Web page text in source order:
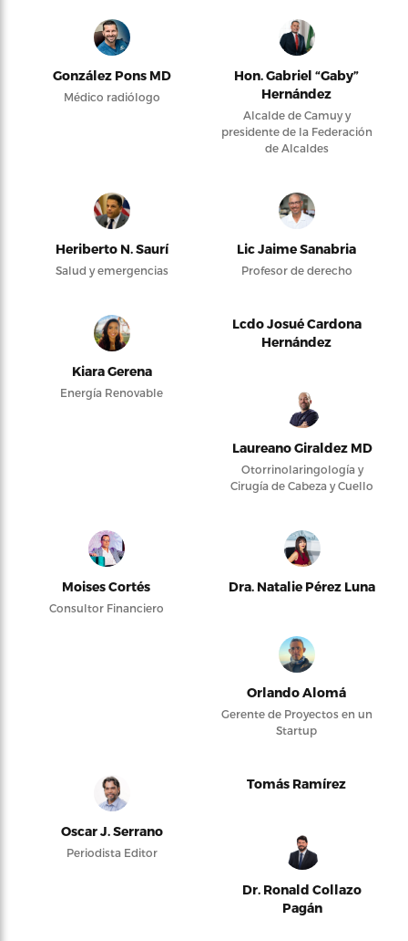
González Pons MD
Médico radiólogo
Hon. Gabriel “Gaby”
Hernández
Alcalde de Camuy y
presidente de la Federación
de Alcaldes
Heriberto N. Saurí
Salud y emergencias
Lic Jaime Sanabria
Profesor de derecho
Kiara Gerena
Energía Renovable
Lcdo Josué Cardona
Hernández
Laureano Giraldez MD
Otorrinolaringología y
Cirugía de Cabeza y Cuello
Moises Cortés
Consultor Financiero
Dra. Natalie Pérez Luna
Orlando Alomá
Gerente de Proyectos en un
Startup
Oscar J. Serrano
Periodista Editor
Tomás Ramírez
Dr. Ronald Collazo
Pagán